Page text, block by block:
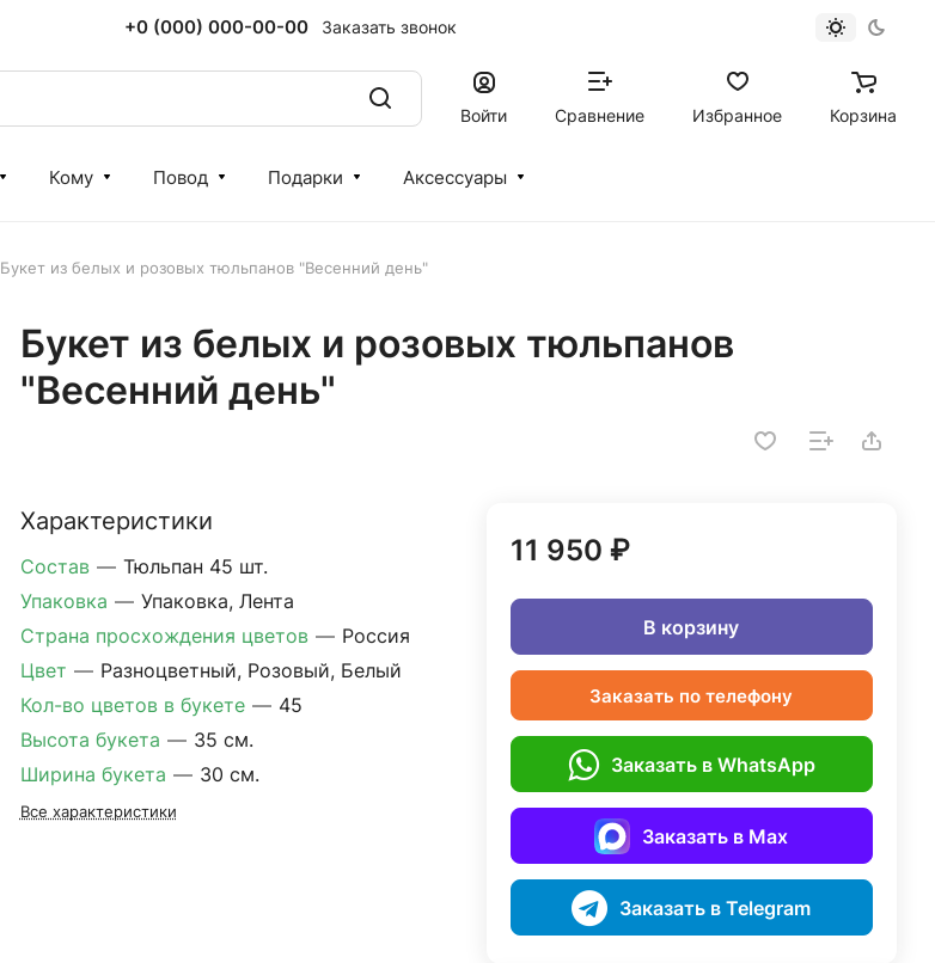
+0 (000) 000-00-00 Заказать звонок
Войти Сравнение Избранное Корзина
Кому Повод Подарки Аксессуары
Букет из белых и розовых тюльпанов "Весенний день"
Букет из белых и розовых тюльпанов
"Весенний день"
Характеристики
Состав — Тюльпан 45 шт.
Упаковка — Упаковка, Лента
Страна просхождения цветов — Россия
Цвет — Разноцветный, Розовый, Белый
Кол-во цветов в букете — 45
Высота букета — 35 см.
Ширина букета — 30 см.
Все характеристики
11 950 ₽
В корзину
Заказать по телефону
Заказать в WhatsApp
Заказать в Max
Заказать в Telegram